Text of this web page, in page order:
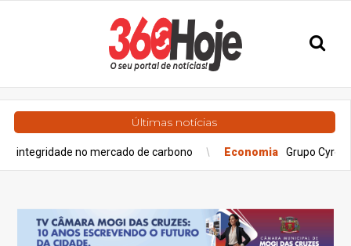
Últimas notícias
no mercado de carbono Economia Grupo Cyrela é